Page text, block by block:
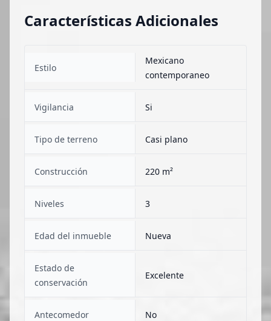
Características Adicionales
Estilo
Mexicano
contemporaneo
Vigilancia Si
Tipo de terreno Casi plano
Construcción 220 m²
Niveles 3
Edad del inmueble Nueva
Estado de
conservación
Excelente
Antecomedor No